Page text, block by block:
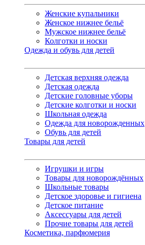
Женские купальники
Женское нижнее бельё
Мужское нижнее бельё
Колготки и носки
Одежда и обувь для детей
Детская верхняя одежда
Детская одежда
Детские головные уборы
Детские колготки и носки
Школьная одежда
Одежда для новорожденных
Обувь для детей
Товары для детей
Игрушки и игры
Товары для новорождённых
Школьные товары
Детское здоровье и гигиена
Детское питание
Аксессуары для детей
Прочие товары для детей
Косметика, парфюмерия